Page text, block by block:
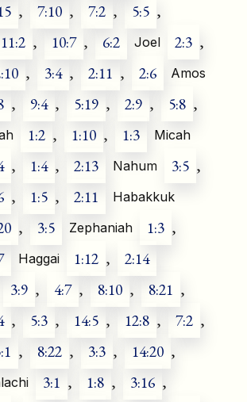
, 7:10 , 7:2 , 5:5 ,
11:2 , 10:7 , 6:2 Joel 2:3 ,
, 3:4 , 2:11 , 2:6 Amos
, 9:4 , 5:19 , 2:9 , 5:8 ,
1:2 , 1:10 , 1:3 Micah
, 1:4 , 2:13 Nahum 3:5 ,
, 1:5 , 2:11 Habakkuk
, 3:5 Zephaniah 1:3 ,
Haggai 1:12 , 2:14
3:9 , 4:7 , 8:10 , 8:21 ,
, 5:3 , 14:5 , 12:8 , 7:2 ,
, 8:22 , 3:3 , 14:20 ,
3:1 , 1:8 , 3:16 ,